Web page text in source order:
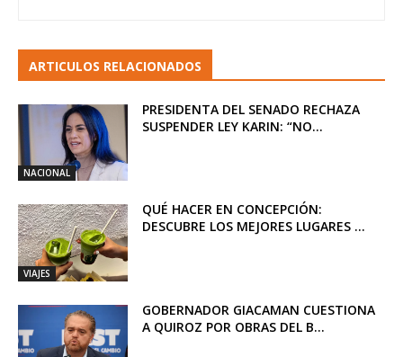
ARTICULOS RELACIONADOS
NACIONAL
PRESIDENTA DEL SENADO RECHAZA
SUSPENDER LEY KARIN: “NO...
VIAJES
QUÉ HACER EN CONCEPCIÓN:
DESCUBRE LOS MEJORES LUGARES ...
GOBERNADOR GIACAMAN CUESTIONA
A QUIROZ POR OBRAS DEL B...